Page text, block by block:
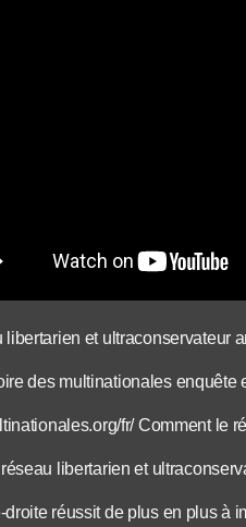
libertarien et ultraconservateur
des multinationales
fr/ Comment le
libertarien et
droite réussit de plus en plus